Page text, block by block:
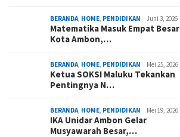
BERANDA HOME PENDIDIKAN Juni 3, 2026
Matematika Masuk Empat Besar
Kota Ambon,…
BERANDA HOME PENDIDIKAN Mei 25, 2026
Ketua SOKSI Maluku Tekankan
Pentingnya N…
BERANDA HOME PENDIDIKAN Mei 19, 2026
IKA Unidar Ambon Gelar
Musyawarah Besar,…